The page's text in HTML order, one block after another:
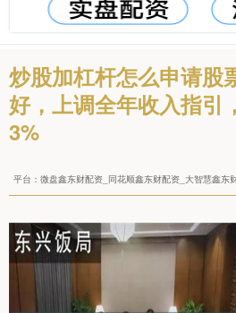
炒股加杠杆怎么申请股
好，上调全年收入指引
3%
平台：微盘鑫东财配资_同花顺鑫东财配资_大智慧鑫东